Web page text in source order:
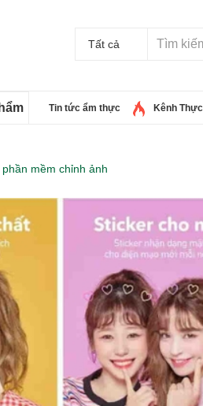
Tất cả
Tin tức ẩm thực Kênh
phần mềm chỉnh ảnh